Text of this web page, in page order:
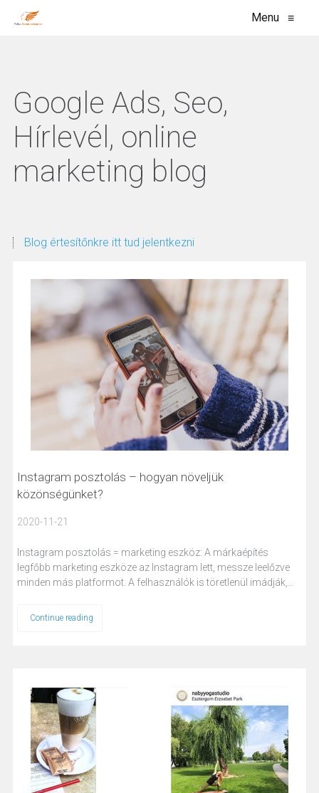
Menu ≡
Google Ads, Seo,
Hírlevél, online
marketing blog
Blog értesítőnkre itt tud jelentkezni
Instagram posztolás – hogyan növeljük
közönségünket?
2020-11-21
Instagram posztolás = marketing eszköz: A márkaépítés
legfőbb marketing eszköze az Instagram lett, messze leelőzve
minden más platformot. A felhasználók is töretlenül imádják,…
Continue reading